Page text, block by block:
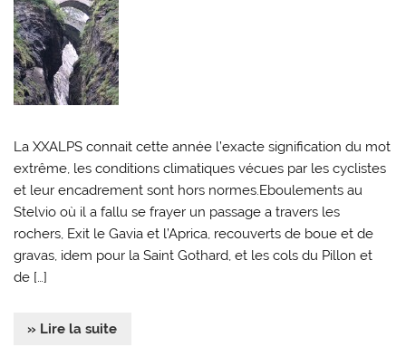
La XXALPS connait cette année l’exacte signification du mot
extrême, les conditions climatiques vécues par les cyclistes
et leur encadrement sont hors normes.Eboulements au
Stelvio où il a fallu se frayer un passage a travers les
rochers, Exit le Gavia et l’Aprica, recouverts de boue et de
gravas, idem pour la Saint Gothard, et les cols du Pillon et
de […]
» Lire la suite